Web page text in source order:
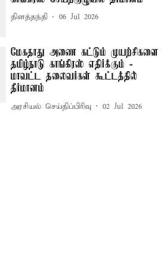
தினத்தந்தி 06 Jul 2026
மேகதாது அணை கட்டும் முயற்சிகளை
தமிழ்நாடு காங்கிரஸ் எதிர்க்கும் -
மாவட்ட தலைவர்கள் கூட்டத்தில்
தீர்மானம்
அரசியல் செய்திப்பிரிவு 02 Jul 2026